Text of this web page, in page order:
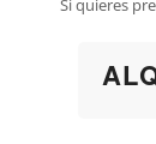
Si quieres